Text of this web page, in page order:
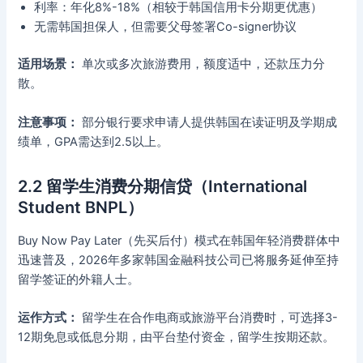
利率：年化8%-18%（相较于韩国信用卡分期更优惠）
无需韩国担保人，但需要父母签署Co-signer协议
适用场景： 单次或多次旅游费用，额度适中，还款压力分
散。
注意事项： 部分银行要求申请人提供韩国在读证明及学期成
绩单，GPA需达到2.5以上。
2.2 留学生消费分期信贷（International
Student BNPL）
Buy Now Pay Later（先买后付）模式在韩国年轻消费群体中
迅速普及，2026年多家韩国金融科技公司已将服务延伸至持
留学签证的外籍人士。
运作方式：
留学生在合作电商或旅游平台消费时，可选择3-
12期免息或低息分期，由平台垫付资金，留学生按期还款。